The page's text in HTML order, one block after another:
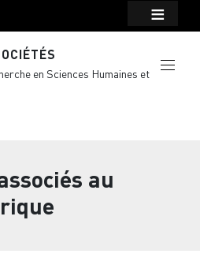
en Sciences Humaines et
au